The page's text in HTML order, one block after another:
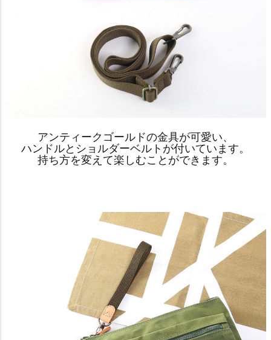
アンティークゴールドの金具が可愛い、
ハンドルとショルダーベルトが付いています。
持ち方を変えて楽しむことができます。